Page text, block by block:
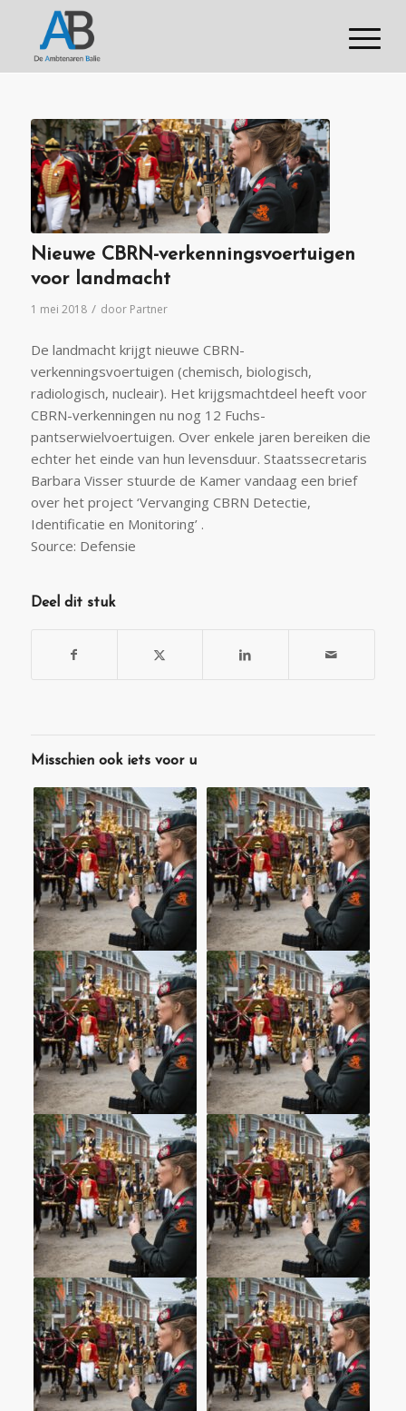
Nieuwe CBRN-verkenningsvoertuigen
voor landmacht
1 mei 2018 / door Partner
De landmacht krijgt nieuwe CBRN-
verkenningsvoertuigen (chemisch, biologisch,
radiologisch, nucleair). Het krijgsmachtdeel heeft voor
CBRN-verkenningen nu nog 12 Fuchs-
pantserwielvoertuigen. Over enkele jaren bereiken die
echter het einde van hun levensduur. Staatssecretaris
Barbara Visser stuurde de Kamer vandaag een brief
over het project ‘Vervanging CBRN Detectie,
Identificatie en Monitoring’ .
Source: Defensie
Deel dit stuk
Misschien ook iets voor u